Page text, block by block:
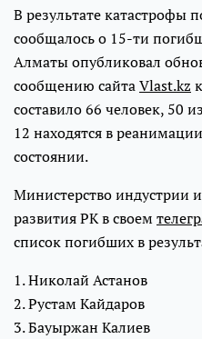
В результате катастрофы
сообщалось о 15-ти
Алматы опубликовал
сообщению сайтаVlast.kz
составило 66 человек, 50
12 находятся в
состоянии.
Министерство индустрии
развития РК в своем
список погибших в
1. Николай Астанов
2. Рустам Кайдаров
3. Бауыржан Калиев